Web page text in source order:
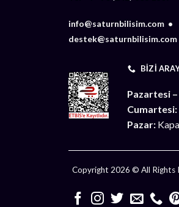
info@saturnbilisim.com •
destek@saturnbilisim.com
BIZI
Pazartesi
Cumartesi:
Pazar:
Copyright 2026 © All Rights